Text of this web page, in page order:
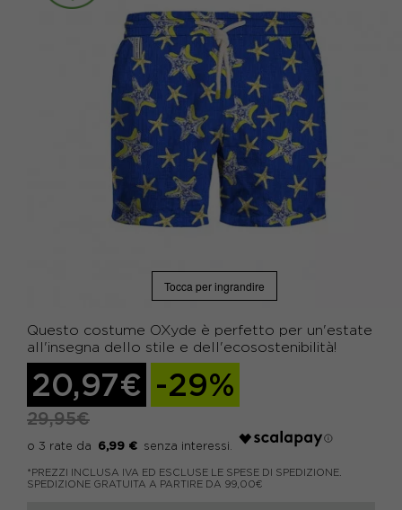
Tocca per ingrandire
Questo costume OXyde è perfetto per un'estate
all'insegna dello stile e dell'ecosostenibilità!
20,97€ -29%
29,95€
6,99 €
*PREZZI INCLUSA IVA ED ESCLUSE LE SPESE DI SPEDIZIONE.
SPEDIZIONE GRATUITA A PARTIRE DA 99,00€